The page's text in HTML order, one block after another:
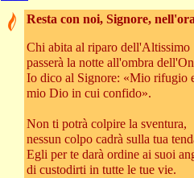
Resta con noi, Signore,
Chi abita al riparo dell'Altissimo
passerà la notte all'ombra
Io dico al Signore: «Mio rifugio
mio Dio in cui confido».
Non ti potrà colpire la sventura,
nessun colpo cadrà sulla tua
Egli per te darà ordine ai suoi
di custodirti in tutte le tue vie.